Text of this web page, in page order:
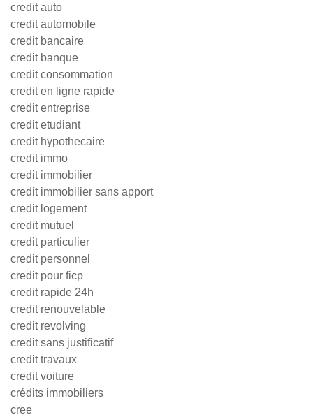
credit auto
credit automobile
credit bancaire
credit banque
credit consommation
credit en ligne rapide
credit entreprise
credit etudiant
credit hypothecaire
credit immo
credit immobilier
credit immobilier sans apport
credit logement
credit mutuel
credit particulier
credit personnel
credit pour ficp
credit rapide 24h
credit renouvelable
credit revolving
credit sans justificatif
credit travaux
credit voiture
crédits immobiliers
cree